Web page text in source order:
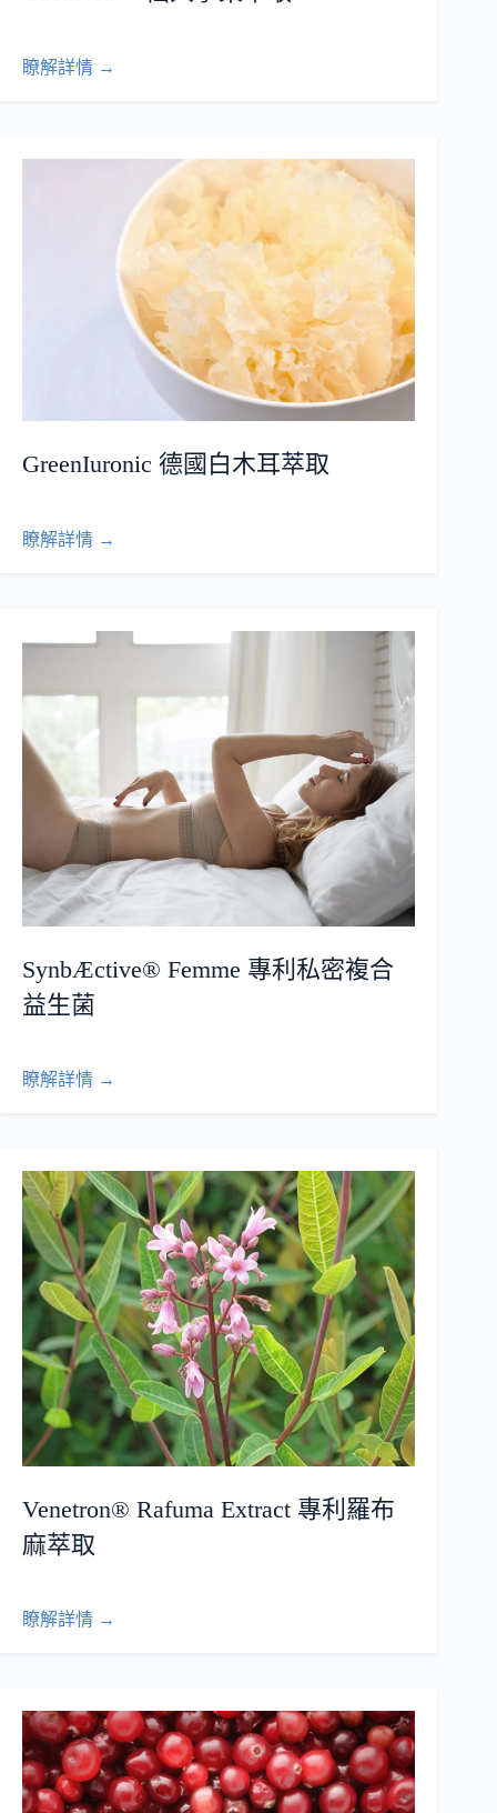
瞭解詳情 →
GreenIuronic 德國白木耳萃取
瞭解詳情 →
SynbÆctive® Femme 專利私密複合
益生菌
瞭解詳情 →
Venetron® Rafuma Extract 專利羅布
麻萃取
瞭解詳情 →